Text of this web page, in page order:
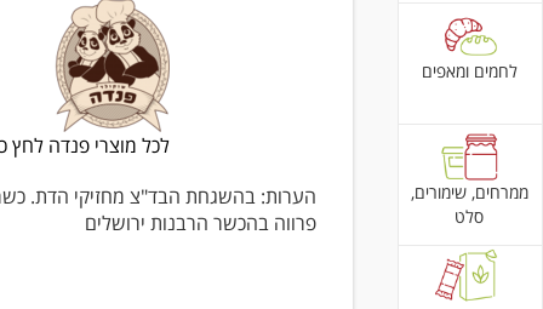
לחמים ומאפים
ממרחים, שימורים,
סלט
לכל מוצרי פנדה לחץ
הערות: בהשגחת הבד"צ מחזיקי הדת.
פרווה בהכשר הרבנות ירושלים